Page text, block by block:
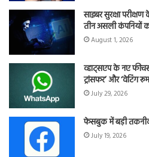
साइबर सुरक्षा
तीन असली कंपनियों
August 1, 2026
व्हाट्सएप के नए
ट्रांसफर’ और ‘वेटिंग
July 29, 2026
फेसबुक में बड़ी
July 19, 2026